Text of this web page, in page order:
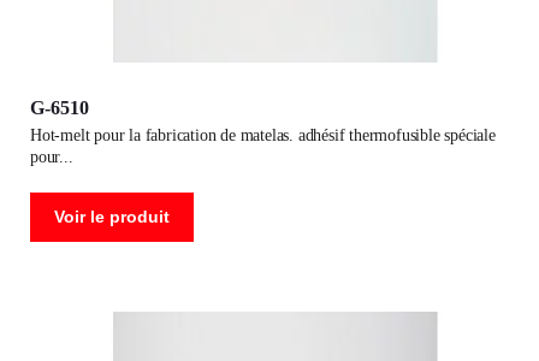
G-6510
hot-melt pour la fabrication de matelas. adhésif thermofusible spéciale
pour
Voir le produit